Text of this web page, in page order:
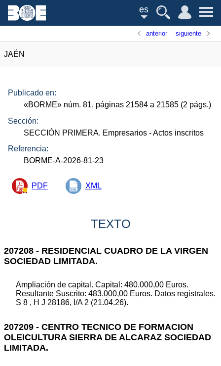
es
anterior siguiente
JAÉN
Publicado en:
«BORME» núm. 81, páginas 21584 a 21585 (2 págs.)
Sección:
SECCIÓN PRIMERA. Empresarios - Actos inscritos
Referencia:
BORME-A-2026-81-23
PDF XML
TEXTO
207208 - RESIDENCIAL CUADRO DE LA VIRGEN
SOCIEDAD LIMITADA.
Ampliación de capital. Capital: 480.000,00 Euros.
Resultante Suscrito: 483.000,00 Euros. Datos registrales.
S 8 , H J 28186, I/A 2 (21.04.26).
207209 - CENTRO TECNICO DE FORMACION
OLEICULTURA SIERRA DE ALCARAZ SOCIEDAD
LIMITADA.